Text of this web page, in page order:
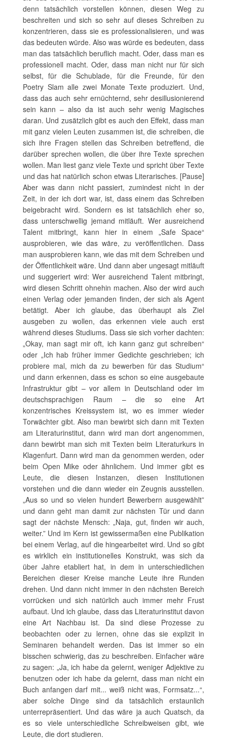
denn tatsächlich vorstellen können, diesen Weg zu
beschreiten und sich so sehr auf dieses Schreiben zu
konzentrieren, dass sie es professionalisieren, und was
das bedeuten würde. Also was würde es bedeuten, dass
man das tatsächlich beruflich macht. Oder, dass man es
professionell macht. Oder, dass man nicht nur für sich
selbst, für die Schublade, für die Freunde, für den
Poetry Slam alle zwei Monate Texte produziert. Und,
dass das auch sehr ernüchternd, sehr desillusionierend
sein kann – also da ist auch sehr wenig Magisches
daran. Und zusätzlich gibt es auch den Effekt, dass man
mit ganz vielen Leuten zusammen ist, die schreiben, die
sich ihre Fragen stellen das Schreiben betreffend, die
darüber sprechen wollen, die über ihre Texte sprechen
wollen. Man liest ganz viele Texte und spricht über Texte
und das hat natürlich schon etwas Literarisches. [Pause]
Aber was dann nicht passiert, zumindest nicht in der
Zeit, in der ich dort war, ist, dass einem das Schreiben
beigebracht wird. Sondern es ist tatsächlich eher so,
dass unterschwellig jemand mitläuft. Wer ausreichend
Talent mitbringt, kann hier in einem „Safe Space“
ausprobieren, wie das wäre, zu veröffentlichen. Dass
man ausprobieren kann, wie das mit dem Schreiben und
der Öffentlichkeit wäre. Und dann aber ungesagt mitläuft
und suggeriert wird: Wer ausreichend Talent mitbringt,
wird diesen Schritt ohnehin machen. Also der wird auch
einen Verlag oder jemanden finden, der sich als Agent
betätigt. Aber ich glaube, das überhaupt als Ziel
ausgeben zu wollen, das erkennen viele auch erst
während dieses Studiums. Dass sie sich vorher dachten:
„Okay, man sagt mir oft, ich kann ganz gut schreiben“
oder „Ich hab früher immer Gedichte geschrieben; ich
probiere mal, mich da zu bewerben für das Studium“
und dann erkennen, dass es schon so eine ausgebaute
Infrastruktur gibt – vor allem in Deutschland oder im
deutschsprachigen Raum – die so eine Art
konzentrisches Kreissystem ist, wo es immer wieder
Torwächter gibt. Also man bewirbt sich dann mit Texten
am Literaturinstitut, dann wird man dort angenommen,
dann bewirbt man sich mit Texten beim Literaturkurs in
Klagenfurt. Dann wird man da genommen werden, oder
beim Open Mike oder ähnlichem. Und immer gibt es
Leute, die diesen Instanzen, diesen Institutionen
vorstehen und die dann wieder ein Zeugnis ausstellen.
„Aus so und so vielen hundert Bewerbern ausgewählt”
und dann geht man damit zur nächsten Tür und dann
sagt der nächste Mensch: „Naja, gut, finden wir auch,
weiter.” Und im Kern ist gewissermaßen eine Publikation
bei einem Verlag, auf die hingearbeitet wird. Und so gibt
es wirklich ein institutionelles Konstrukt, was sich da
über Jahre etabliert hat, in dem in unterschiedlichen
Bereichen dieser Kreise manche Leute ihre Runden
drehen. Und dann nicht immer in den nächsten Bereich
vorrücken und sich natürlich auch immer mehr Frust
aufbaut. Und ich glaube, dass das Literaturinstitut davon
eine Art Nachbau ist. Da sind diese Prozesse zu
beobachten oder zu lernen, ohne das sie explizit in
Seminaren behandelt werden. Das ist immer so ein
bisschen schwierig, das zu beschreiben. Einfacher wäre
zu sagen: „Ja, ich habe da gelernt, weniger Adjektive zu
benutzen oder ich habe da gelernt, dass man nicht ein
Buch anfangen darf mit... weiß nicht was, Formsatz...“,
aber solche Dinge sind da tatsächlich erstaunlich
unterrepräsentiert. Und das wäre ja auch Quatsch, da
es so viele unterschiedliche Schreibweisen gibt, wie
Leute, die dort studieren.